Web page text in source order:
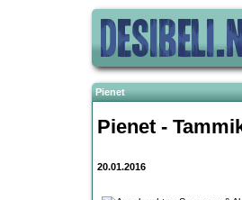
Pienet
Pienet -
20.01.2016